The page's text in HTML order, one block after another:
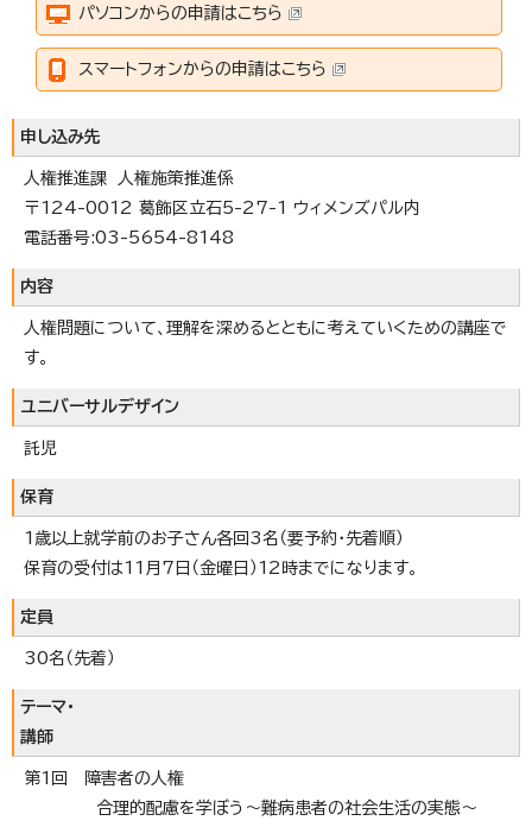
パソコンからの申請はこちら
スマートフォンからの申請はこちら
申し込み先
人権推進課 人権施策推進係
〒124-0012 葛飾区立石5-27-1 ウィメンズパル内
電話番号:03-5654-8148
内容
人権問題について、理解を深めるとともに考えていくための講座で
す。
ユニバーサルデザイン
託児
保育
1歳以上就学前のお子さん各回3名（要予約・先着順）
保育の受付は11月7日（金曜日）12時までになります。
定員
30名（先着）
テーマ・
講師
第1回 障害者の人権
合理的配慮を学ぼう～難病患者の社会生活の実態～